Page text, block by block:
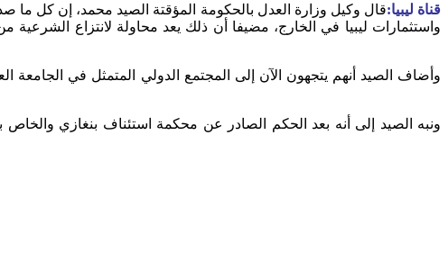
قناة ليبيا:قال وكيل وزارة العدل بالحكومة المؤقتة الصيد محمد، إن كل
واستثمارات ليبيا في الخارج، مضيفا أن ذلك يعد محاولة لانتزاع
وأضاف الصيد أنهم يتجهون الآن إلى المجتمع الدولي المتمثل في الجامعة
ونبه الصيد إلى أنه بعد الحكم الصادر عن محكمة استئناف بنغازي